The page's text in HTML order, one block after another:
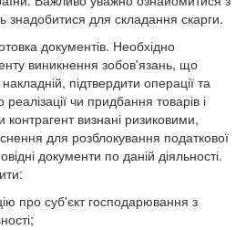
знадобитися для складання скарги.
документів. Необхідно
виникнення зобов'язань, що
підтвердити операції та
чи придбання товарів і
визнані ризиковими,
для розблокування податкової
документи по даній діяльності.
про суб'єкт господарювання з